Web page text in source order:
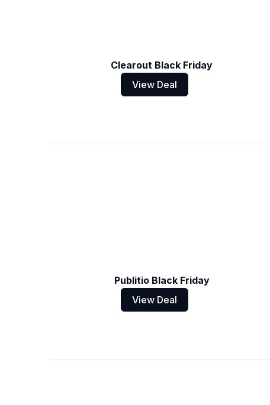
Clearout Black Friday
View Deal
Publitio Black Friday
View Deal